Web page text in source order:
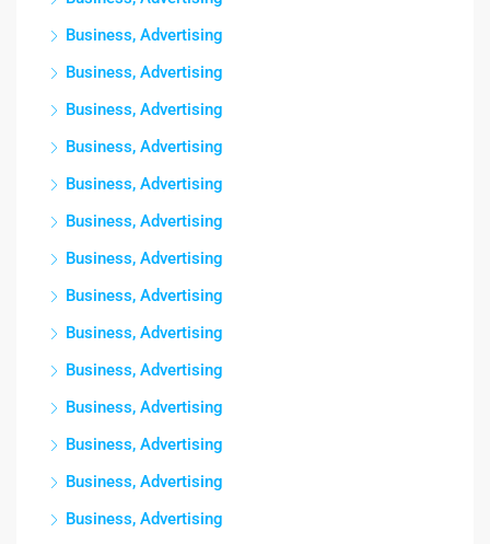
Business, Advertising
Business, Advertising
Business, Advertising
Business, Advertising
Business, Advertising
Business, Advertising
Business, Advertising
Business, Advertising
Business, Advertising
Business, Advertising
Business, Advertising
Business, Advertising
Business, Advertising
Business, Advertising